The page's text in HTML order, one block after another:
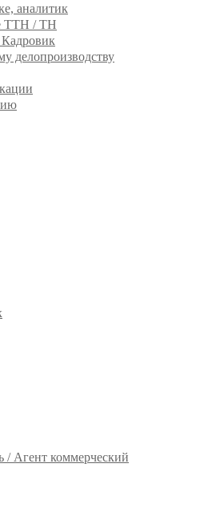
аналитик
ТТН / ТН
делопроизводству
/ Агент коммерческий